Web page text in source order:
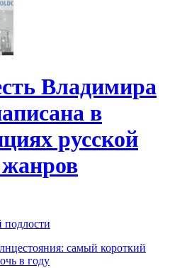
Владимира
в
русской
подлости
самый короткий
в году